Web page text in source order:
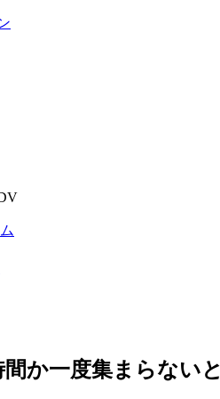
間か一度集まらな